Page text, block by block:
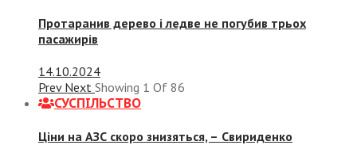
Протаранив дерево і ледве не погубив трьох
пасажирів
14.10.2024
Prev Next Showing 1 Of 86
СУСПIЛЬСТВО
Ціни на АЗС скоро знизяться, – Свириденко